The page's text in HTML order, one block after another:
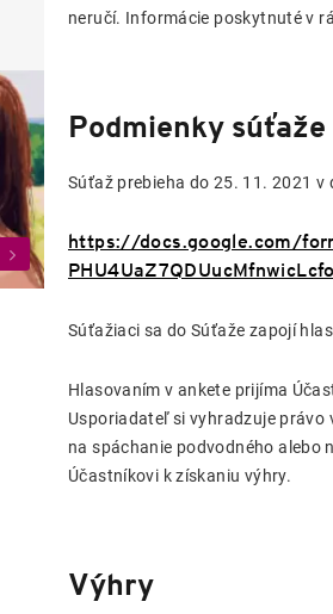
neručí. Informácie poskytnuté v
Podmienky súťaže
Súťaž prebieha do 25. 11. 2021
https://docs.google.com/
Súťažiaci sa do Súťaže zapojí
Hlasovaním v ankete prijíma
Usporiadateľ si vyhradzuje
na spáchanie podvodného alebo
Účastníkovi k získaniu výhry.
Výhry